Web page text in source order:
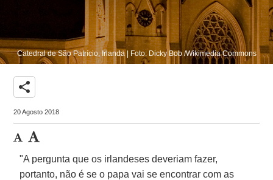
Catedral de São Patrício, Irlanda | Foto: Dicky Bob /Wikimedia Commons
share
20 Agosto 2018
"A pergunta que os irlandeses deveriam fazer,
portanto, não é se o papa vai se encontrar com as